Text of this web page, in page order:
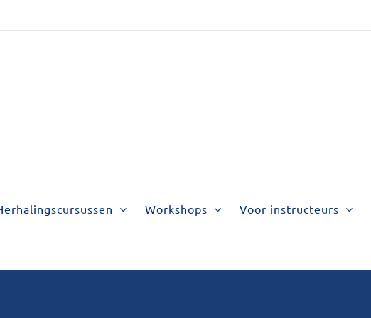
Workshops Voor instructeurs